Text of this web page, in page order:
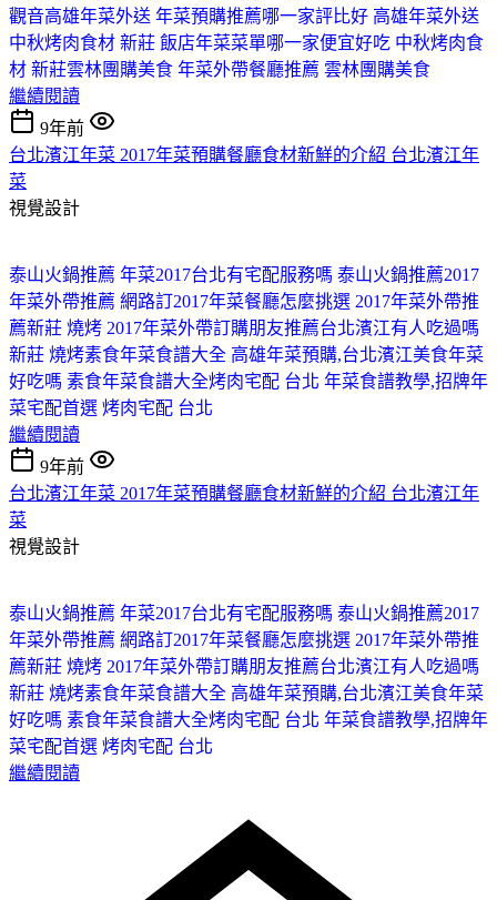
觀音高雄年菜外送 年菜預購推薦哪一家評比好 高雄年菜外送
中秋烤肉食材 新莊 飯店年菜菜單哪一家便宜好吃 中秋烤肉食
材 新莊雲林團購美食 年菜外帶餐廳推薦 雲林團購美食
繼續閱讀
9年前
台北濱江年菜 2017年菜預購餐廳食材新鮮的介紹 台北濱江年
菜
視覺設計
泰山火鍋推薦 年菜2017台北有宅配服務嗎 泰山火鍋推薦2017
年菜外帶推薦 網路訂2017年菜餐廳怎麼挑選 2017年菜外帶推
薦新莊 燒烤 2017年菜外帶訂購朋友推薦台北濱江有人吃過嗎
新莊 燒烤素食年菜食譜大全 高雄年菜預購,台北濱江美食年菜
好吃嗎 素食年菜食譜大全烤肉宅配 台北 年菜食譜教學,招牌年
菜宅配首選 烤肉宅配 台北
繼續閱讀
9年前
台北濱江年菜 2017年菜預購餐廳食材新鮮的介紹 台北濱江年
菜
視覺設計
泰山火鍋推薦 年菜2017台北有宅配服務嗎 泰山火鍋推薦2017
年菜外帶推薦 網路訂2017年菜餐廳怎麼挑選 2017年菜外帶推
薦新莊 燒烤 2017年菜外帶訂購朋友推薦台北濱江有人吃過嗎
新莊 燒烤素食年菜食譜大全 高雄年菜預購,台北濱江美食年菜
好吃嗎 素食年菜食譜大全烤肉宅配 台北 年菜食譜教學,招牌年
菜宅配首選 烤肉宅配 台北
繼續閱讀